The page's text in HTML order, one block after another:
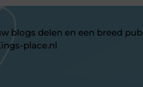
blogs delen en een breed
place.nl